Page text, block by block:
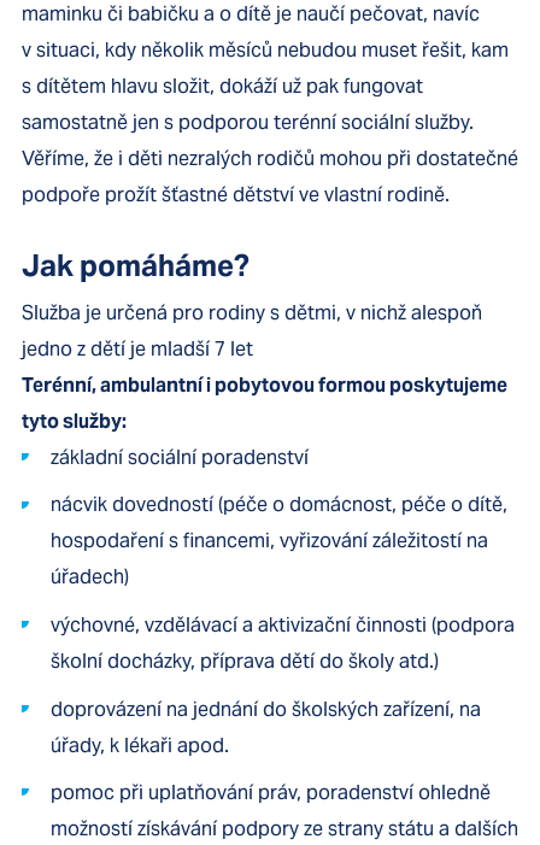
maminku či babičku a o dítě je naučí pečovat, navíc
v situaci, kdy několik měsíců nebudou muset řešit, kam
s dítětem hlavu složit, dokáží už pak fungovat
samostatně jen s podporou terénní sociální služby.
Věříme, že i děti nezralých rodičů mohou při dostatečné
podpoře prožít šťastné dětství ve vlastní rodině.
Jak pomáháme?
Služba je určená pro rodiny s dětmi, v nichž alespoň
jedno z dětí je mladší 7 let
Terénní, ambulantní i pobytovou formou poskytujeme
tyto služby:
základní sociální poradenství
nácvik dovedností (péče o domácnost, péče o dítě,
hospodaření s financemi, vyřizování záležitostí na
úřadech)
výchovné, vzdělávací a aktivizační činnosti (podpora
školní docházky, příprava dětí do školy atd.)
doprovázení na jednání do školských zařízení, na
úřady, k lékaři apod.
pomoc při uplatňování práv, poradenství ohledně
možností získávání podpory ze strany státu a dalších